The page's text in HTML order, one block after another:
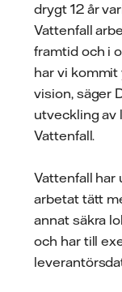
drygt 12 år
Vattenfall
framtid och i
har vi
vision, säger
utveckling av
Vattenfall.
Vattenfall har
arbetat tätt
annat säkra
och har till